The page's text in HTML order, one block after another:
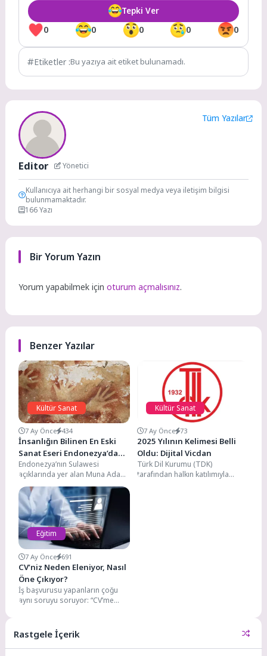
0 0 0 0 0
Tepki Ver
Etiketler :Bu yazıya ait etiket bulunamadı.
Editor Yönetici
Tüm Yazılar
Kullanıcıya ait herhangi bir sosyal medya veya iletişim bilgisi
bulunmamaktadır.
166 Yazı
Bir Yorum Yazın
Yorum yapabilmek içinoturum açmalısınız.
Benzer Yazılar
Kültür Sanat
7 Ay Önce 434
İnsanlığın Bilinen En Eski
Sanat Eseri Endonezya’da
Keşfedildi
Endonezya’nın Sulawesi
açıklarında yer alan Muna Adası,
insanlık tarihini yeniden
yazdıracak bir keşfe sahne
oldu....
Kültür Sanat
7 Ay Önce 73
2025 Yılının Kelimesi Belli
Oldu: Dijital Vicdan
Türk Dil Kurumu (TDK)
tarafından halkın katılımıyla
Eğitim
7 Ay Önce 691
CV’niz Neden Eleniyor, Nasıl
Öne Çıkıyor?
İş başvurusu yapanların çoğu
aynı soruyu soruyor: “CV’me
Rastgele İçerik